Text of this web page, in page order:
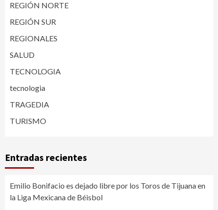
REGIÓN NORTE
REGIÓN SUR
REGIONALES
SALUD
TECNOLOGIA
tecnologia
TRAGEDIA
TURISMO
Entradas recientes
Emilio Bonifacio es dejado libre por los Toros de Tijuana en
la Liga Mexicana de Béisbol